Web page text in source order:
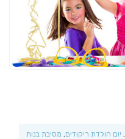
, יום הולדת ריקודים, מסיבת בנות